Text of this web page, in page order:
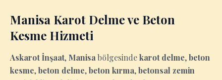
Manisa Karot Delme ve Beton
Kesme Hizmeti
Askarot İnşaat, Manisa bölgesindekarot delme,beton
kesme,beton delme,beton kırma,betonsal zemin